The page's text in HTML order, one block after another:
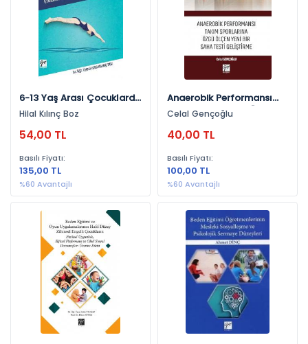
2025 (26)
2026 (15)
2013 (1)
6-13 Yaş Arası Çocuklarda
Yüzme Egzersizi Ve Bosu
Çalışmalarının Dinamik Ve
Statik Dengeye Etkisinin
Hilal Kılınç Boz
54,00 TL
Basılı Fiyatı:
135,00 TL
%60 Avantajlı
Anaerobik Performansı
Takım Sporlarına Özgü
Ölçen Yeni Bir Saha Testi
Geliştirme
Celal Gençoğlu
40,00 TL
Basılı Fiyatı:
100,00 TL
%60 Avantajlı